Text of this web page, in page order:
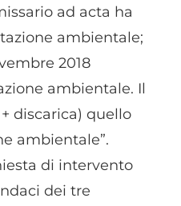
e comunicare le
ad acta ha
ambientale;
2018
ambientale. Il
discarica) quello
ambientale”.
di intervento
dei tre